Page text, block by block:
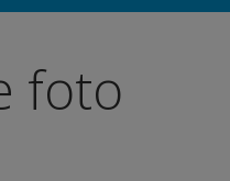
foto